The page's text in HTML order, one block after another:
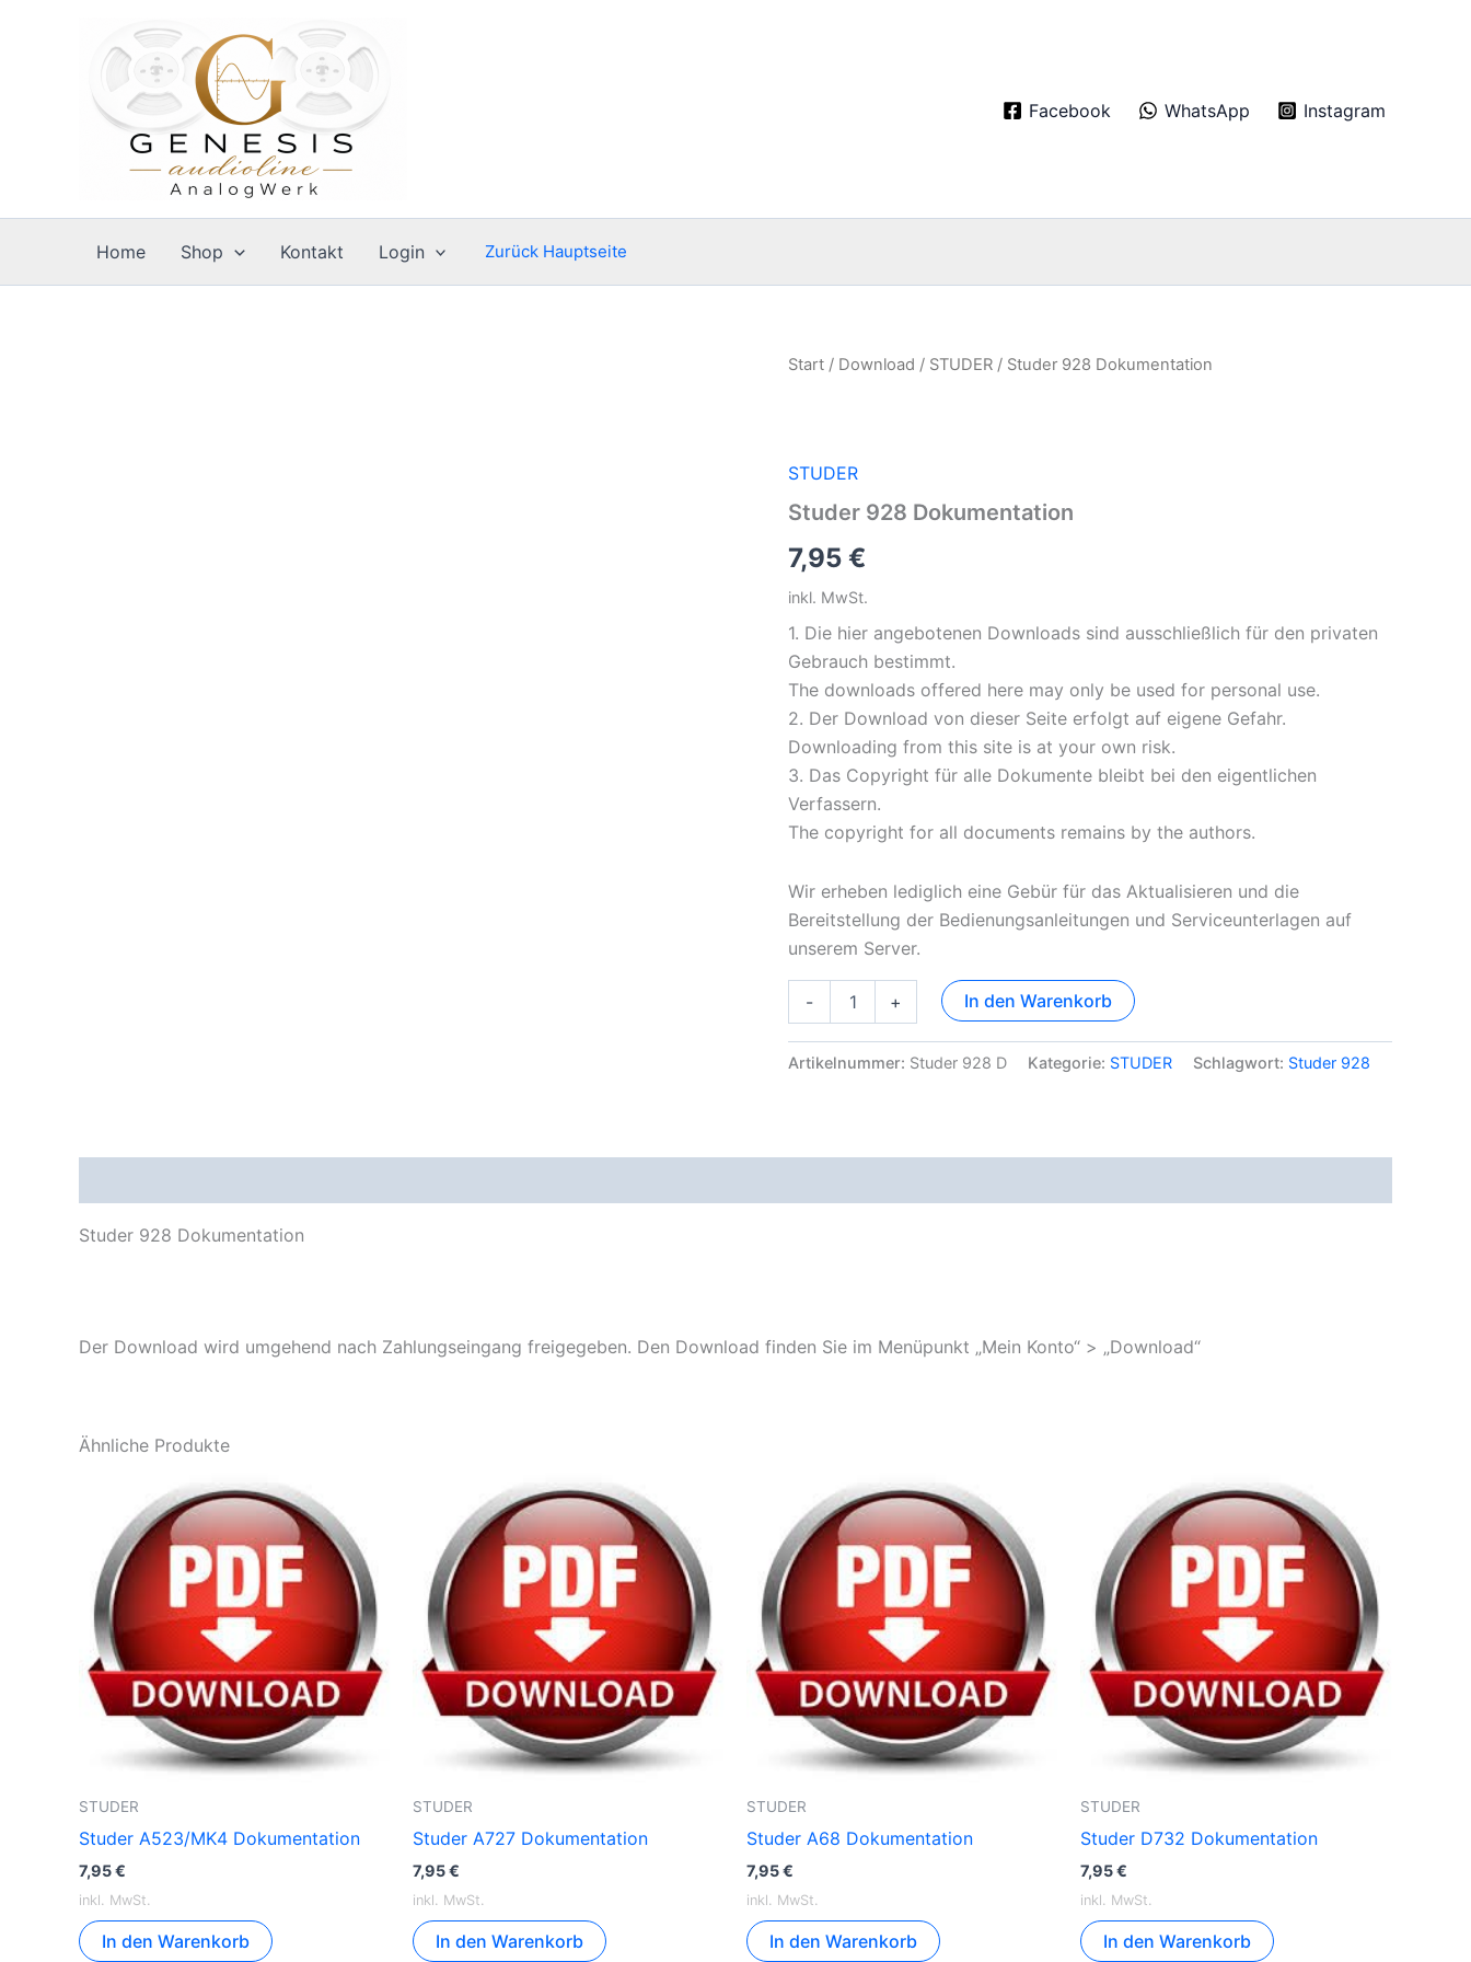
Facebook
WhatsApp Instagram
Home Shop Kontakt Login Zurück Hauptseite
Start / Download / STUDER / Studer 928 Dokumentation
STUDER
Studer 928 Dokumentation
7,95 €
inkl. MwSt.
1. Die hier angebotenen Downloads sind ausschließlich für den privaten
Gebrauch bestimmt.
The downloads offered here may only be used for personal use.
2. Der Download von dieser Seite erfolgt auf eigene Gefahr.
Downloading from this site is at your own risk.
3. Das Copyright für alle Dokumente bleibt bei den eigentlichen
Verfassern.
The copyright for all documents remains by the authors.
Wir erheben lediglich eine Gebür für das Aktualisieren und die
Bereitstellung der Bedienungsanleitungen und Serviceunterlagen auf
unserem Server.
-
Menge
+ In den Warenkorb
Artikelnummer: Studer 928 D Kategorie: STUDER Schlagwort: Studer 928
Studer 928 Dokumentation
Der Download wird umgehend nach Zahlungseingang freigegeben. Den Download finden Sie im Menüpunkt „Mein Konto“ > „Download“
Ähnliche Produkte
STUDER
Studer A523/MK4 Dokumentation
7,95€
inkl. MwSt.
In den Warenkorb
STUDER
Studer A727 Dokumentation
7,95€
inkl. MwSt.
In den Warenkorb
STUDER
Studer A68 Dokumentation
7,95€
inkl. MwSt.
In den Warenkorb
STUDER
Studer D732 Dokumentation
7,95€
inkl. MwSt.
In den Warenkorb